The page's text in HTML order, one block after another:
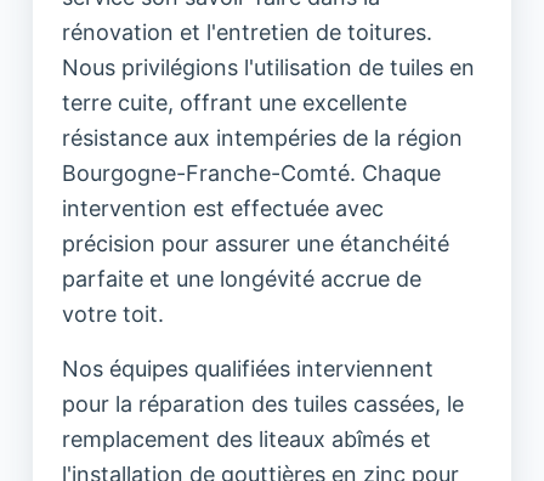
rénovation et l'entretien de toitures.
Nous privilégions l'utilisation de tuiles en
terre cuite, offrant une excellente
résistance aux intempéries de la région
Bourgogne-Franche-Comté. Chaque
intervention est effectuée avec
précision pour assurer une étanchéité
parfaite et une longévité accrue de
votre toit.
Nos équipes qualifiées interviennent
pour la réparation des tuiles cassées, le
remplacement des liteaux abîmés et
l'installation de gouttières en zinc pour